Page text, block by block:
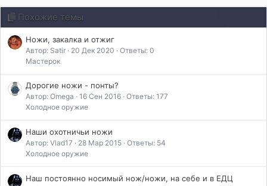
л
и
:
Похожие темы
Ножи, закалка и отжиг
Автор: Satir 20 Дек 2020
Ответы: 0
Мастерок
Дорогие ножи - понты?
Автор: Omega 16 Сен 2016 Ответы: 177
Холодное оружие
Наши охотничьи ножи
Автор: Vlad17 28 Мар 2015 Ответы: 54
Холодное оружие
Наш постоянно носимый нож/ножи, на себе и в ЕДЦ